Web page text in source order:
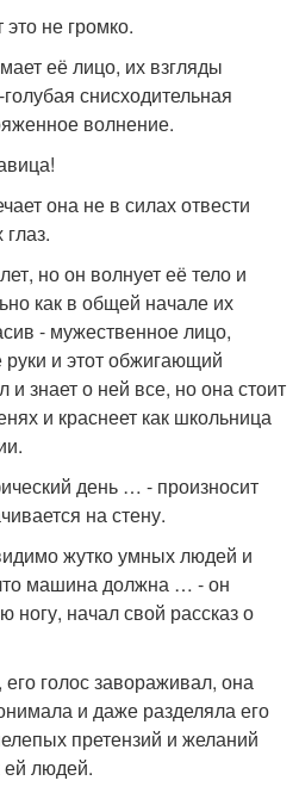
не громко.
её лицо, их взгляды
снисходительная
волнение.
она не в силах отвести
но он волнует её тело и
как в общей начале их
- мужественное лицо,
и этот обжигающий
и знает о ней все, но она стоит
и краснеет как школьница
день … - произносит
на стену.
жутко умных людей и
машина должна … - он
ногу, начал свой рассказ о
голос завораживал, она
и даже разделяла его
претензий и желаний
людей.